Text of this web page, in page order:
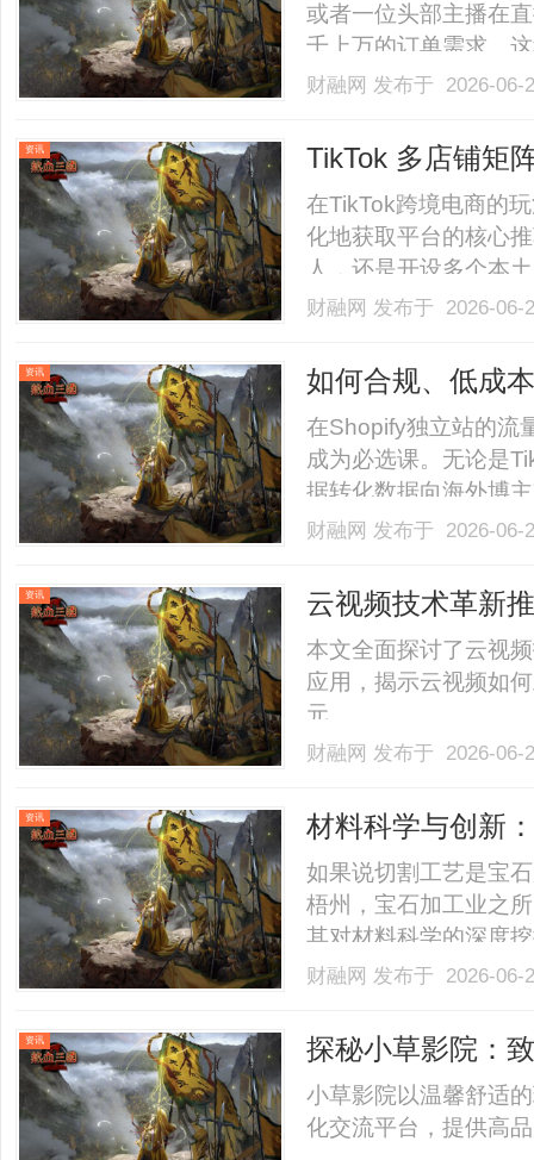
或者一位头部主播在
千上万的订单需求。
家供应链现金流的一
中“漂泊”时间过长，
财融网 发布于 2026-
资讯
TikTok 多店铺矩
交汇风险？
在TikTok跨境电商的
化地获取平台的核心
人，还是开设多个本
熟卖家的标准动作。
独立的本土网络环境
财融网 发布于 2026-
资讯 如何合规、低成
在Shopify独立站的流
成为必选课。无论是
据转化数据向海外博
佣金合规、高效地发
手续费往往比佣金
财融网 发布于 2026-
资讯 云视频技术革新
本文全面探讨了云视
应用，揭示云视频如
元。......
财融网 发布于 2026-
资讯 材料科学与创新
如果说切割工艺是宝
梧州，宝石加工业之
其对材料科学的深度
简单的切削，而是一
定性。通过先进的熔
财融网 发布于 2026-
资讯
探秘小草影院：
间
小草影院以温馨舒适
化交流平台，提供高